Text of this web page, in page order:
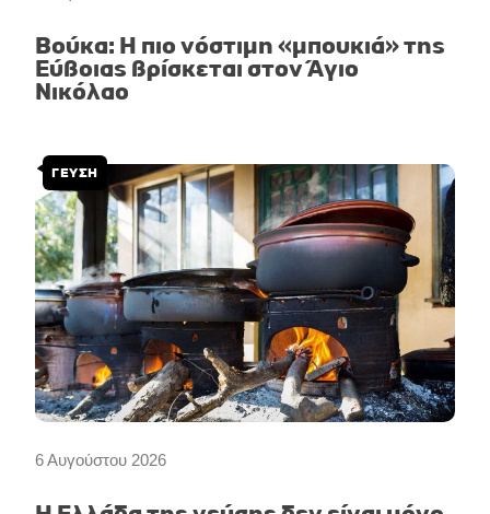
Βούκα: Η πιο νόστιμη «μπουκιά» της
Εύβοιας βρίσκεται στον Άγιο
Νικόλαο
6 Αυγούστου 2026
ΓΕΥΣΗ